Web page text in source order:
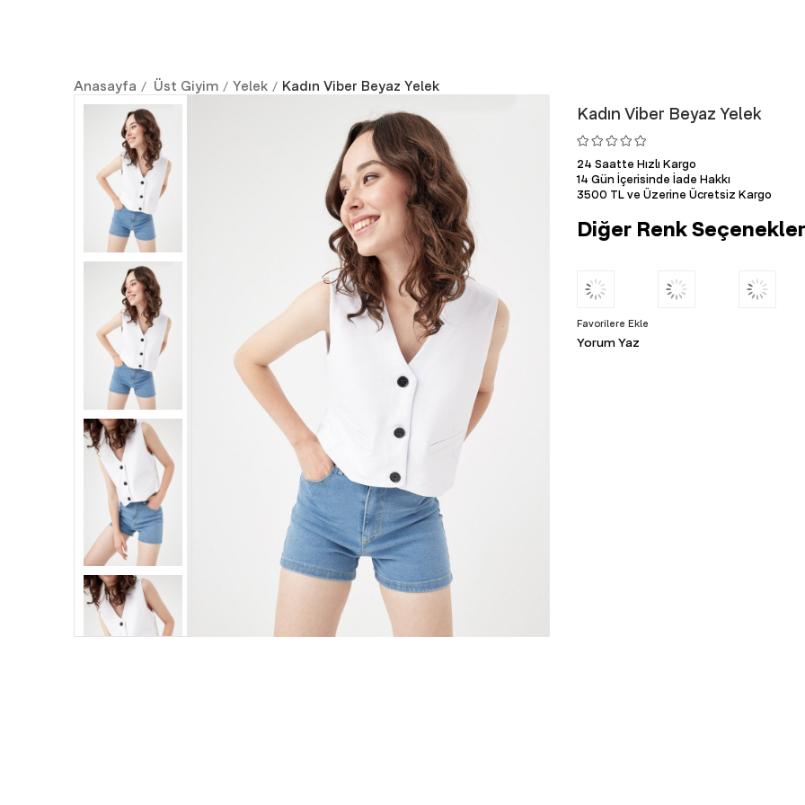
Anasayfa Üst Giyim Yelek Kadın Viber Beyaz Yelek
Kadın Viber Beyaz Yelek
24 Saatte Hızlı Kargo
14 Gün İçerisinde İade Hakkı
3500 TL ve Üzerine Ücretsiz Kargo
Diğer Renk
Favorilere Ekle
Yorum Yaz